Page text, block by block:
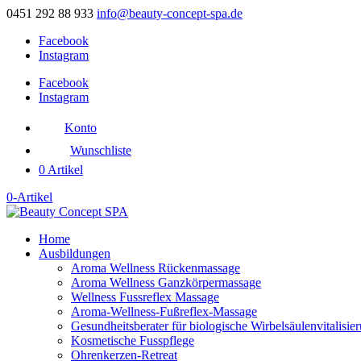
0451 292 88 933 info@beauty-concept-spa.de
Facebook
Instagram
Facebook
Instagram
Konto
Wunschliste
0 Artikel
0-Artikel
Home
Ausbildungen
Aroma Wellness Rückenmassage
Aroma Wellness Ganzkörpermassage
Wellness Fussreflex Massage
Aroma-Wellness-Fußreflex-Massage
Gesundheitsberater für biologische
Kosmetische Fusspflege
Ohrenkerzen-Retreat